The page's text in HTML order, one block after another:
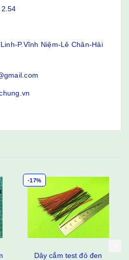
P.Vĩnh Niệm-Lê Chân-Hải
-17%
Dây cắm test đỏ đen